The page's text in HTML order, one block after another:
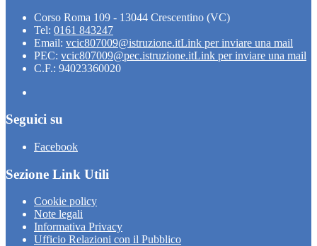
Corso Roma 109 - 13044 Crescentino (VC)
Tel: 0161 843247
Email: vcic807009@istruzione.itLink per inviare una mail
PEC: vcic807009@pec.istruzione.itLink per inviare una mail
C.F.: 94023360020
Seguici su
Facebook
Sezione Link Utili
Cookie policy
Note legali
Informativa Privacy
Ufficio Relazioni con il Pubblico